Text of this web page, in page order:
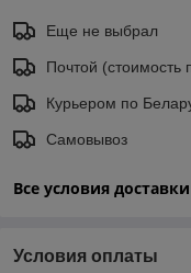
Еще не выбрал
Почтой (стоимость
Курьером по
Самовывоз
Все условия доставки
Условия оплаты